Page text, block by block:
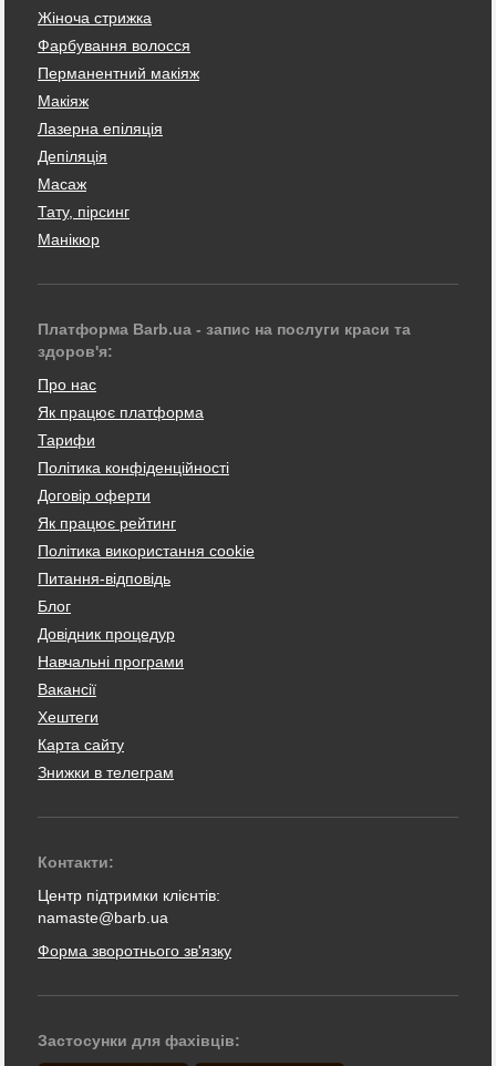
Жіноча стрижка
Фарбування волосся
Перманентний макіяж
Макіяж
Лазерна епіляція
Депіляція
Масаж
Тату, пірсинг
Манікюр
Платформа Barb.ua - запис на послуги краси та
здоров'я:
Про нас
Як працює платформа
Тарифи
Політика конфіденційності
Договір оферти
Як працює рейтинг
Політика використання cookie
Питання-відповідь
Блог
Довідник процедур
Навчальні програми
Вакансії
Хештеги
Карта сайту
Знижки в телеграм
Контакти:
Центр підтримки клієнтів:
namaste@barb.ua
Форма зворотнього зв'язку
Застосунки для фахівців: